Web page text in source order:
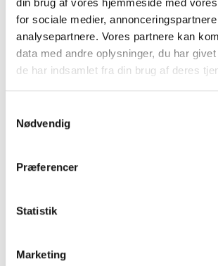
din brug af vores hjemmeside med
for sociale medier,
analysepartnere. Vores partnere kan
data med andre oplysninger, du har
de har indsamlet fra din brug af deres
Nødvendig
Præferencer
Statistik
Marketing
Sæde højde: 50 cm
Sæde dybde:
Sæde bredde: 49 cm
Bredde:
Vægt (netto):